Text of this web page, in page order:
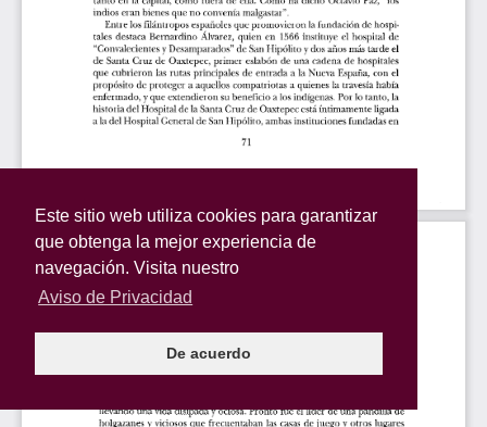
Este sitio web utiliza cookies para garantizar
que obtenga la mejor experiencia de
navegación. Visita nuestro
Aviso de Privacidad
De acuerdo